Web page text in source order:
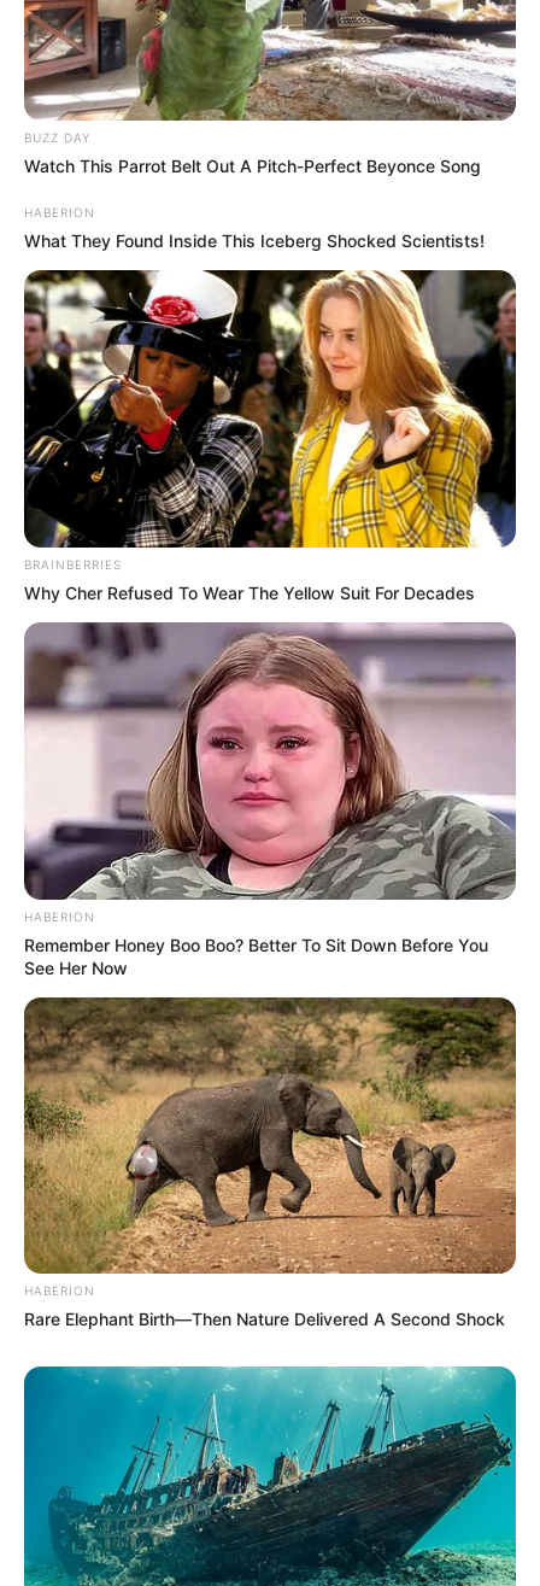
BUZZ DAY
Watch This Parrot Belt Out A Pitch-Perfect Beyonce Song
HABERION
What They Found Inside This Iceberg Shocked Scientists!
BRAINBERRIES
Why Cher Refused To Wear The Yellow Suit For Decades
HABERION
Remember Honey Boo Boo? Better To Sit Down Before You
See Her Now
HABERION
Rare Elephant Birth—Then Nature Delivered A Second Shock